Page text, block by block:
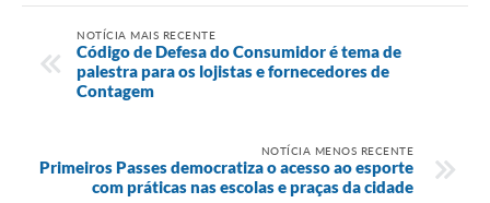
NOTÍCIA MAIS RECENTE
Código de Defesa do Consumidor é tema de
palestra para os lojistas e fornecedores de
Contagem
NOTÍCIA MENOS RECENTE
Primeiros Passes democratiza o acesso ao esporte
com práticas nas escolas e praças da cidade